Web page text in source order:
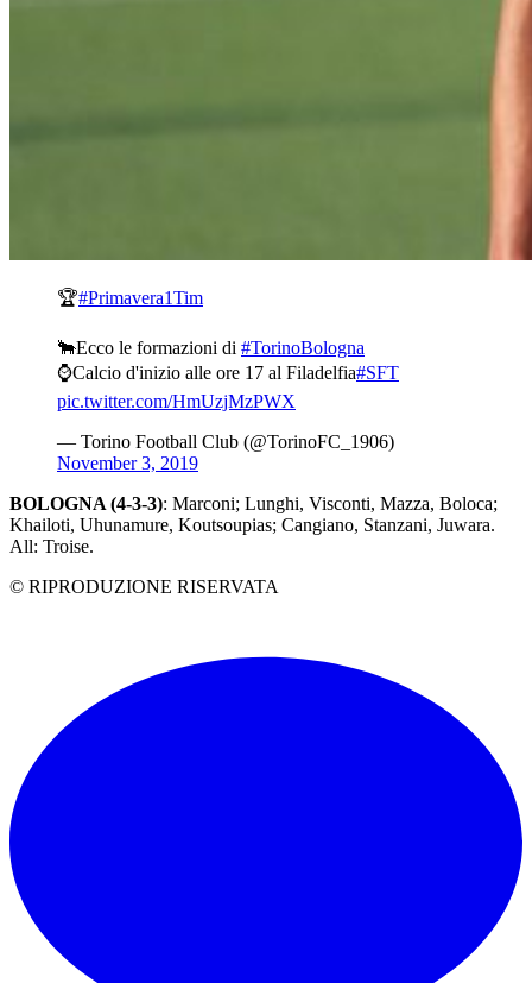
🏆#Primavera1Tim
🐂Ecco le formazioni di #TorinoBologna
⌚️Calcio d'inizio alle ore 17 al Filadelfia#SFT
pic.twitter.com/HmUzjMzPWX
— Torino Football Club (@TorinoFC_1906)
November 3, 2019
BOLOGNA (4-3-3): Marconi; Lunghi, Visconti, Mazza, Boloca;
Khailoti, Uhunamure, Koutsoupias; Cangiano, Stanzani, Juwara.
All: Troise.
© RIPRODUZIONE RISERVATA